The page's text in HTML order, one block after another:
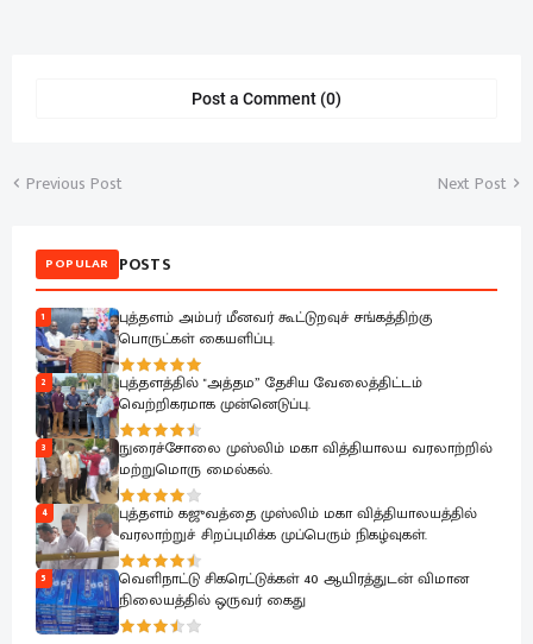
Post a Comment (0)
Previous Post Next Post
POPULAR POSTS
1
புத்தளம் அம்பர் மீனவர் கூட்டுறவுச் சங்கத்திற்கு
பொருட்கள் கையளிப்பு.
2
புத்தளத்தில் "அத்தம” தேசிய வேலைத்திட்டம்
வெற்றிகரமாக முன்னெடுப்பு.
3
நுரைச்சோலை முஸ்லிம் மகா வித்தியாலய வரலாற்றில்
மற்றுமொரு மைல்கல்.
4
புத்தளம் கஜுவத்தை முஸ்லிம் மகா வித்தியாலயத்தில்
வரலாற்றுச் சிறப்புமிக்க முப்பெரும் நிகழ்வுகள்.
5
வெளிநாட்டு சிகரெட்டுக்கள் 40 ஆயிரத்துடன் விமான
நிலையத்தில் ஒருவர் கைது